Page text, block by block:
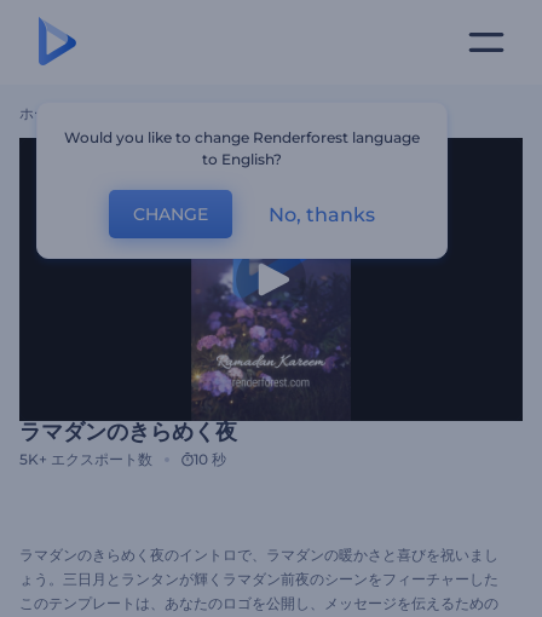
ホーム
ラマダンのきらめく夜
5K+ エクスポート数 10 秒
ラマダンのきらめく夜のイントロで、ラマダンの暖かさと喜びを祝いまし
ょう。三日月とランタンが輝くラマダン前夜のシーンをフィーチャーした
このテンプレートは、あなたのロゴを公開し、メッセージを伝えるための
Would you like to change Renderforest language
to English?
CHANGE No, thanks